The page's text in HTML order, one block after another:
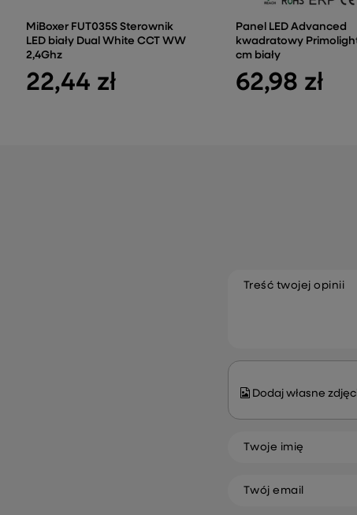
MiBoxer FUT035S Sterownik
LED biały Dual White CCT WW
2,4Ghz
22,44 zł
Panel LED Advanced
kwadratowy
cm biały
62,98 zł
Treść twojej opinii
Dodaj własne
Twoje imię
Twój email